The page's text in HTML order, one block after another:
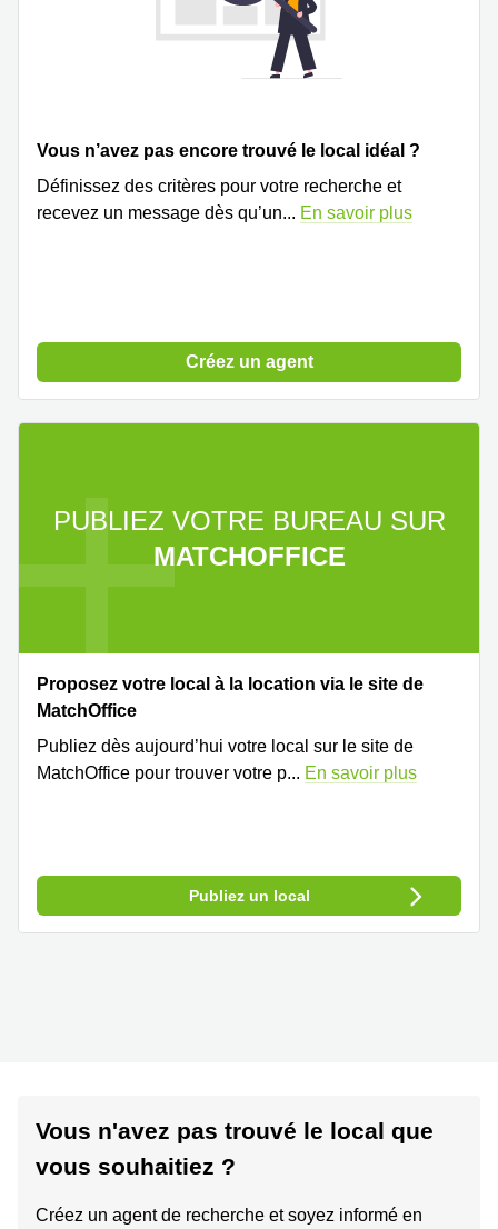
Vous n’avez pas encore trouvé le local idéal ?
Définissez des critères pour votre recherche et
recevez un message dès qu’un... En savoir plus
Créez un agent
PUBLIEZ VOTRE BUREAU SUR
MATCHOFFICE
Proposez votre local à la location via le site de
MatchOffice
Publiez dès aujourd’hui votre local sur le site de
MatchOffice pour trouver votre p... En savoir plus
Publiez un local
Vous n'avez pas trouvé le local que
vous souhaitiez ?
Créez un agent de recherche et soyez informé en